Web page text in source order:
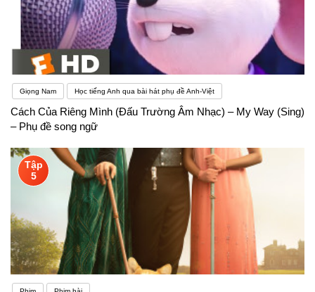
Giọng Nam Học tiếng Anh qua bài hát phụ đề Anh-Việt
Cách Của Riêng Mình (Đấu Trường Âm Nhạc) – My Way (Sing)
– Phụ đề song ngữ
Tập
5